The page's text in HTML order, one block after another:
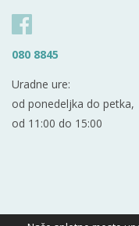
080 8845
Uradne ure:
od ponedeljka do petka,
od 11:00 do 15:00